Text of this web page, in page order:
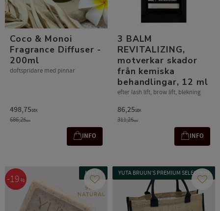
Coco & Monoi
Fragrance Diffuser -
200ml
doftspridare med pinnar
498,75SEK
686,25SEK
INFO
3 BALM
REVITALIZING,
motverkar skador
från kemiska
behandlingar, 12 ml
efter lash lift, brow lift, blekning
86,25SEK
311,25SEK
INFO
19 %
NYHET
Lägg till i favoriter
YUTA BRUUN'S PREMIUM SELECTION